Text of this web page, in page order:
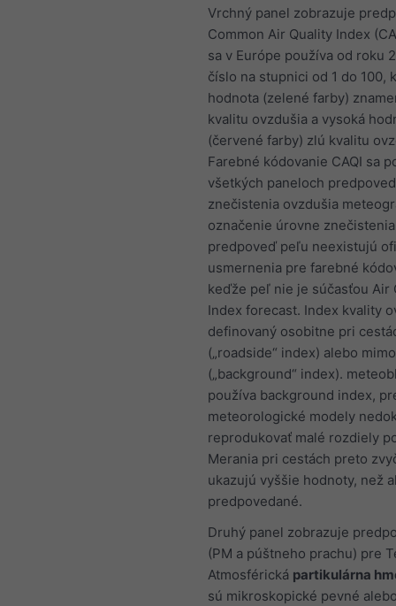
Vrchný panel zobrazuje
Common Air Quality Index
sa v Európe používa od roku
číslo na stupnici od 1 do 100,
hodnota (zelené farby)
kvalitu ovzdušia a vysoká
(červené farby) zlú kvalitu
Farebné kódovanie CAQI sa
všetkých paneloch
znečistenia ovzdušia
označenie úrovne
predpoveď peľu neexistujú
usmernenia pre farebné
keďže peľ nie je súčasťou Air
Index forecast. Index kvality
definovaný osobitne pri
(„roadside“ index) alebo
(„background“ index).
používa background index,
meteorologické modely
reprodukovať malé rozdiely
Merania pri cestách preto
ukazujú vyššie hodnoty, než
predpovedané.
Druhý panel zobrazuje
(PM a púštneho prachu) pre
Atmosférická partikulárna
sú mikroskopické pevné